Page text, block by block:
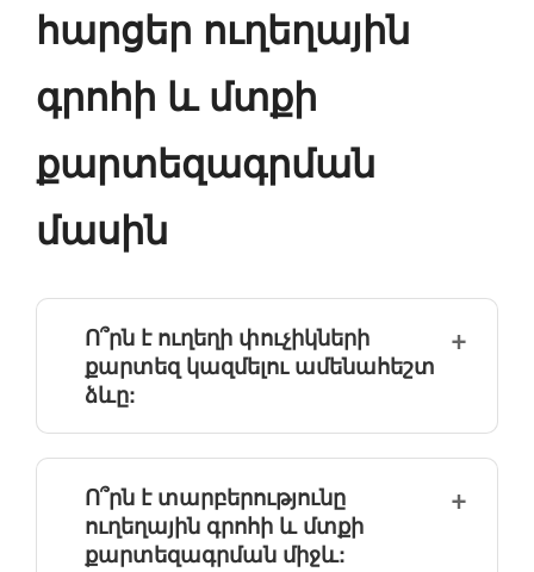
հարցեր ուղեղային
գրոհի և մտքի
քարտեզագրման
մասին
Ո՞րն է ուղեղի փուչիկների
քարտեզ կազմելու ամենահեշտ
ձևը:
Ո՞րն է տարբերությունը
ուղեղային գրոհի և մտքի
քարտեզագրման միջև: